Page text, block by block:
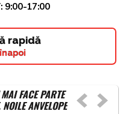
9:00-17:00
rapidă
FACE PARTE
ANVELOPE